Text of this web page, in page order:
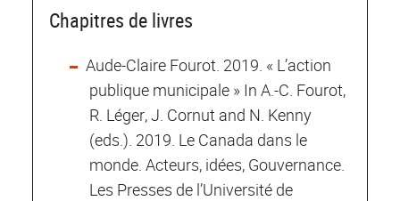
Chapitres de livres
Aude-Claire Fourot. 2019. « L’action
publique municipale » In A.-C. Fourot,
R. Léger, J. Cornut and N. Kenny
(eds.). 2019. Le Canada dans le
monde. Acteurs, idées, Gouvernance.
Les Presses de l’Université de